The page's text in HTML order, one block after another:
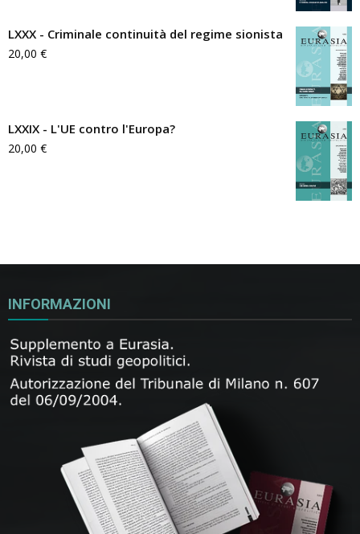
LXXX - Criminale continuità del regime sionista
20,00 €
LXXIX - L'UE contro l'Europa?
20,00 €
INFORMAZIONI